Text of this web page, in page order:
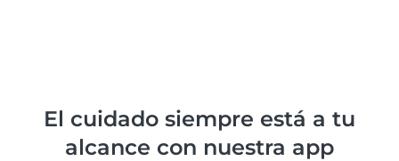
El cuidado siempre está a tu
alcance con nuestra app